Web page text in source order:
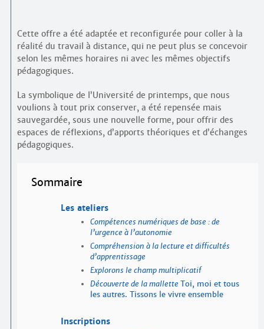
Cette offre a été adaptée et reconfigurée pour coller à la
réalité du travail à distance, qui ne peut plus se concevoir
selon les mêmes horaires ni avec les mêmes objectifs
pédagogiques.
La symbolique de l’Université de printemps, que nous
voulions à tout prix conserver, a été repensée mais
sauvegardée, sous une nouvelle forme, pour offrir des
espaces de réflexions, d’apports théoriques et d’échanges
pédagogiques.
Sommaire
Les ateliers
Compétences numériques de base : de
l’urgence à l’autonomie
Compréhension à la lecture et difficultés
d’apprentissage
Explorons le champ multiplicatif
Découverte de la mallette Toi, moi et tous
les autres. Tissons le vivre ensemble
Inscriptions